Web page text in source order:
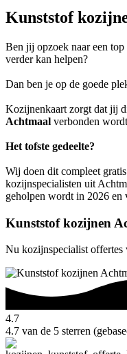
Kunststof
Ben jij opzoek naar een
verder kan helpen?
Dan ben je op de goede
Kozijnenkaart zorgt dat jij
Achtmaal verbonden
Het tofste gedeelte?
Wij doen dit compleet
kozijnspecialisten uit
geholpen wordt in 2026 en
Kunststof kozijnen
Nu kozijnspecialist offertes
4.7
4.7 van de 5 sterren